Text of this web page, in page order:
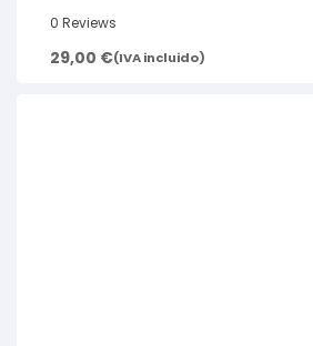
0 Reviews
29,00 €(IVA incluido)